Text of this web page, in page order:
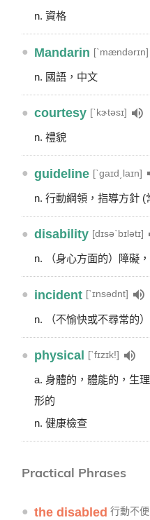
n. 資格
● Mandarin [ˋmændərɪn]
n. 國語，中文
● courtesy [ˋkɝtəsɪ]
n. 禮貌
● guideline [ˋgaɪd͵laɪn]
n. 行動綱領，指導方針 (
● disability [dɪsəˋbɪlətɪ]
n. （身心方面的）障礙
● incident [ˋɪnsədnt]
n. （不愉快或不尋常的
● physical [ˋfɪzɪk!]
a. 身體的，體能的，生
形的
n. 健康檢查
Practical Phrases
● the disabled 行動不